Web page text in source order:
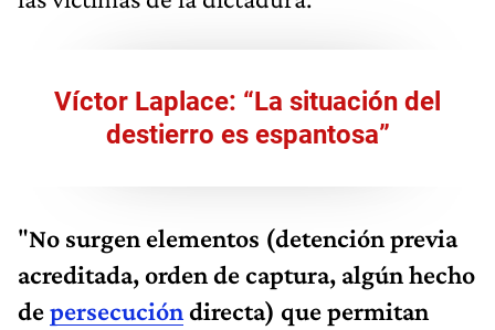
Víctor Laplace: “La situación del
destierro es espantosa”
"No surgen elementos (detención previa
acreditada, orden de captura, algún hecho
depersecucióndirecta) que permitan